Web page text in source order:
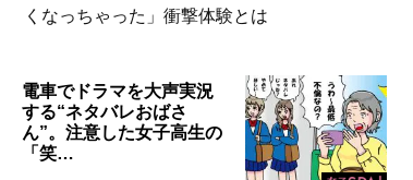
くなっちゃった」衝撃体験とは
電車でドラマを大声実況
する“ネタバレおばさ
ん”。注意した女子高生の
「笑…